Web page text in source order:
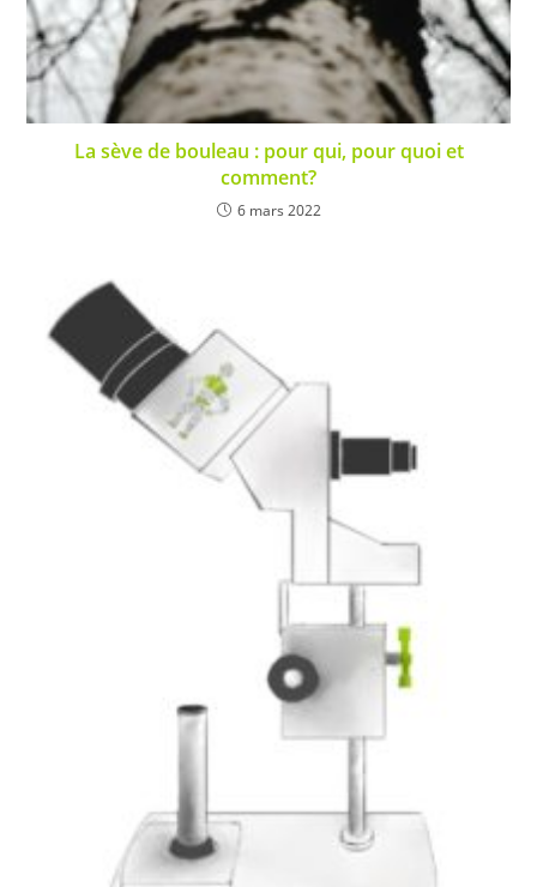
La sève de bouleau : pour qui, pour quoi et
comment?
6 mars 2022